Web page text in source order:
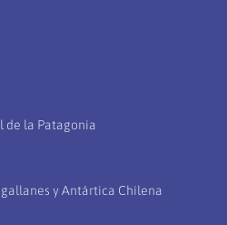
de la Patagonia
y Antártica Chilena